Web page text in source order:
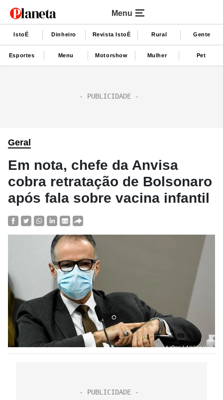
Menu
IstoÉ Dinheiro Revista IstoÉ Rural Gente
Esportes Menu Motorshow Mulher Pet
Geral
Em nota, chefe da Anvisa
cobra retratação de Bolsonaro
após fala sobre vacina infantil